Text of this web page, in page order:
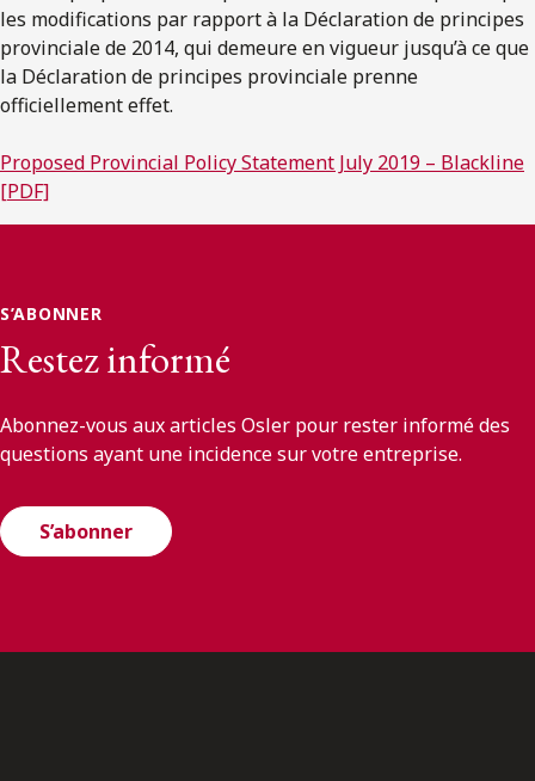
les modifications par rapport à la Déclaration de principes
provinciale de 2014, qui demeure en vigueur jusqu’à ce que
la Déclaration de principes provinciale prenne
officiellement effet.
Proposed Provincial Policy Statement July 2019 – Blackline
[PDF]
S’ABONNER
Restez informé
Abonnez-vous aux articles Osler pour rester informé des
questions ayant une incidence sur votre entreprise.
S’abonner